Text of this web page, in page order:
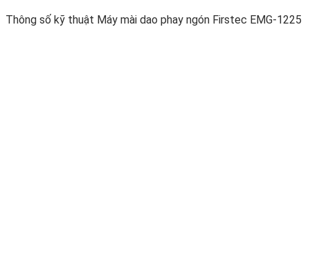
Thông số kỹ thuật Máy mài dao phay ngón Firstec EMG-1225